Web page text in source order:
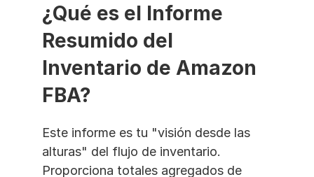
¿Qué es el Informe
Resumido del
Inventario de Amazon
FBA?
Este informe es tu "visión desde las
alturas" del flujo de inventario.
Proporciona totales agregados de